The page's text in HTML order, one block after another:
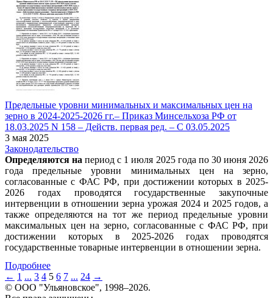
Предельные уровни минимальных и максимальных цен на
зерно в 2024-2025-2026 гг.– Приказ Минсельхоза РФ от
18.03.2025 N 158 – Действ. первая ред. – С 03.05.2025
3 мая 2025
Законодательство
Определяются на период с 1 июля 2025 года по 30 июня 2026
года предельные уровни минимальных цен на зерно,
согласованные с ФАС РФ, при достижении которых в 2025-
2026 годах проводятся государственные закупочные
интервенции в отношении зерна урожая 2024 и 2025 годов, а
также определяются на тот же период предельные уровни
максимальных цен на зерно, согласованные с ФАС РФ, при
достижении которых в 2025-2026 годах проводятся
государственные товарные интервенции в отношении зерна.
Подробнее
← 1 ... 3 4 5 6 7 ... 24 →
© ООО "Ульяновское", 1998–2026.